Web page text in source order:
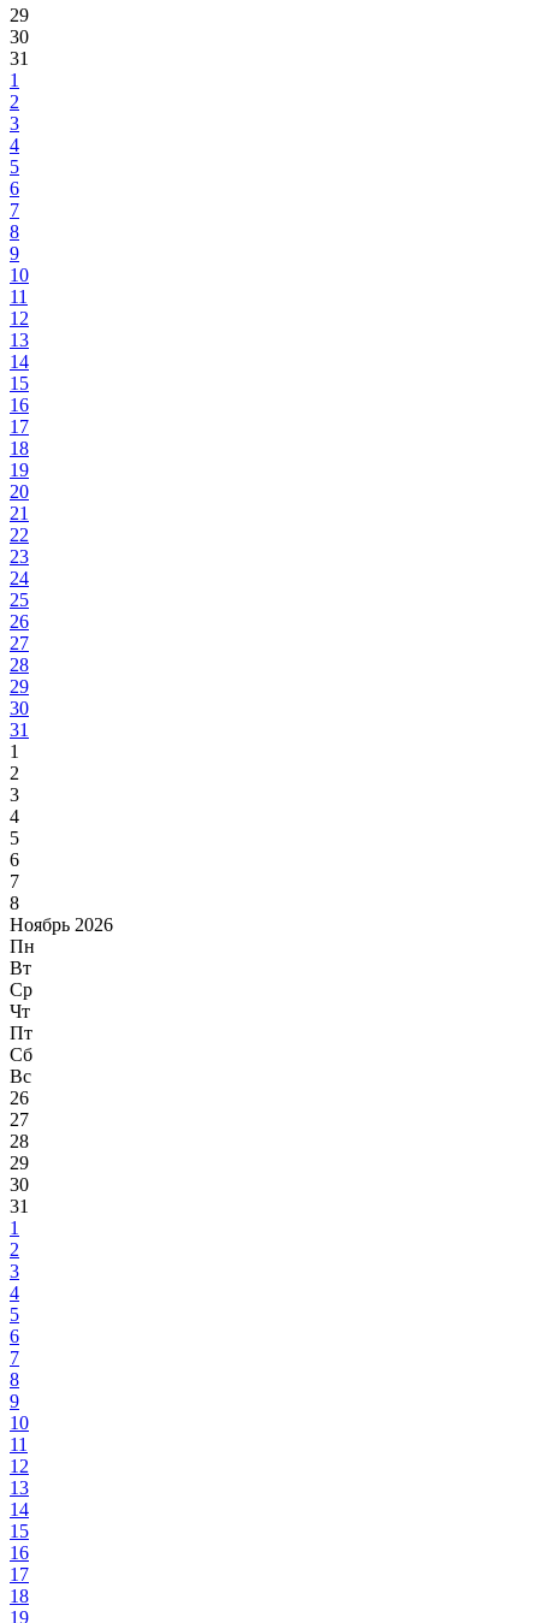
29
30
31
1
2
3
4
5
6
7
8
9
10
11
12
13
14
15
16
17
18
19
20
21
22
23
24
25
26
27
28
29
30
31
1
2
3
4
5
6
7
8
Ноябрь 2026
Пн
Вт
Ср
Чт
Пт
Сб
Вс
26
27
28
29
30
31
1
2
3
4
5
6
7
8
9
10
11
12
13
14
15
16
17
18
19